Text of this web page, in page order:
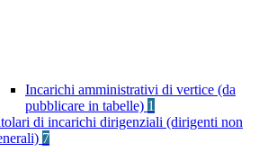
Incarichi amministrativi di vertice (da
pubblicare in tabelle) 1
di incarichi dirigenziali (dirigenti non
7